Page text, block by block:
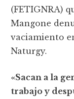
(FETIGNRA)
Mangone
vaciamiento
Naturgy.
«Sacan a la
trabajo y